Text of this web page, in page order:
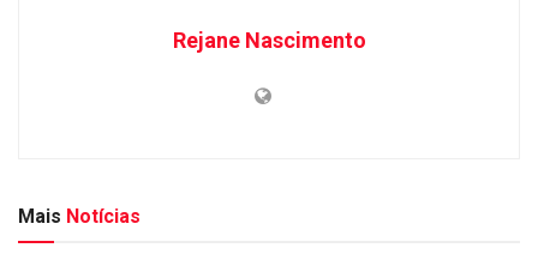
Rejane Nascimento
Mais Notícias
DESTAQUES